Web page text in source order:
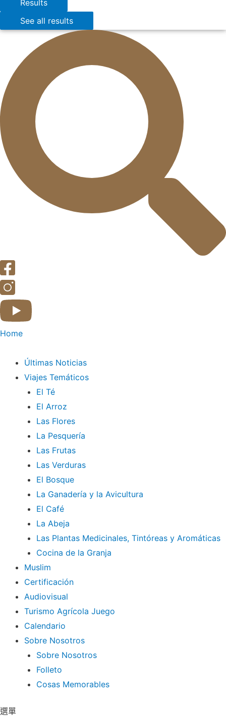
Results
See all results
Home
Últimas Noticias
Viajes Temáticos
El Té
El Arroz
Las Flores
La Pesquería
Las Frutas
Las Verduras
El Bosque
La Ganadería y la Avicultura
El Café
La Abeja
Las Plantas Medicinales, Tintóreas y Aromáticas
Cocina de la Granja
Muslim
Certificación
Audiovisual
Turismo Agrícola Juego
Calendario
Sobre Nosotros
Sobre Nosotros
Folleto
Cosas Memorables
選單